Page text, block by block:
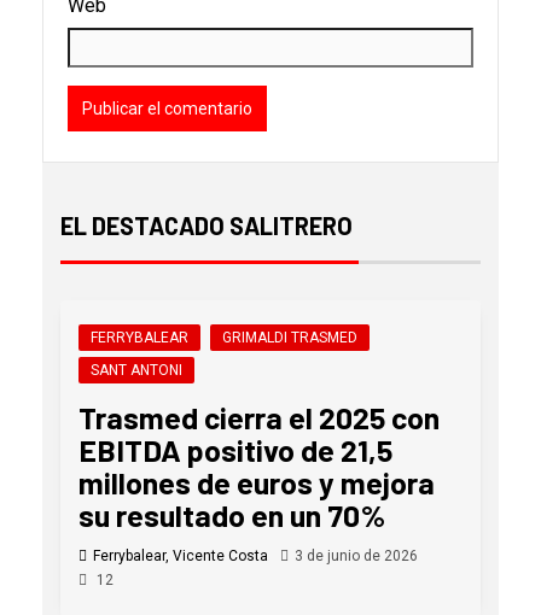
Web
EL DESTACADO SALITRERO
FERRYBALEAR
GRIMALDI TRASMED
SANT ANTONI
Trasmed cierra el 2025 con
EBITDA positivo de 21,5
millones de euros y mejora
su resultado en un 70%
Ferrybalear, Vicente Costa
3 de junio de 2026
12